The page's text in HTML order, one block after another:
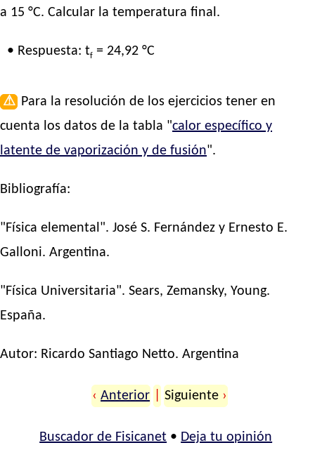
a 15 °C. Calcular la temperatura final.
• Respuesta: tf = 24,92 °C
⚠ Para la resolución de los ejercicios tener en
cuenta los datos de la tabla "calor específico y
latente de vaporización y de fusión".
Bibliografía:
"Física elemental". José S. Fernández y Ernesto E.
Galloni. Argentina.
"Física Universitaria". Sears, Zemansky, Young.
España.
Autor: Ricardo Santiago Netto. Argentina
‹ Anterior Siguiente ›
Buscador de Fisicanet • Deja tu opinión